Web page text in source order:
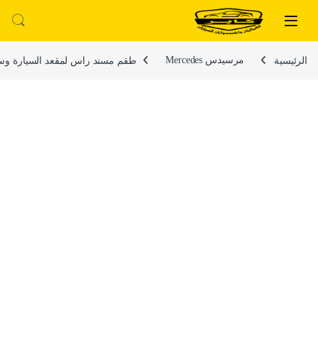
تخطي إلى المحتوى
الرئيسية مرسيدس Mercedes طقم مسند راس لمقعد السيارة وسادة